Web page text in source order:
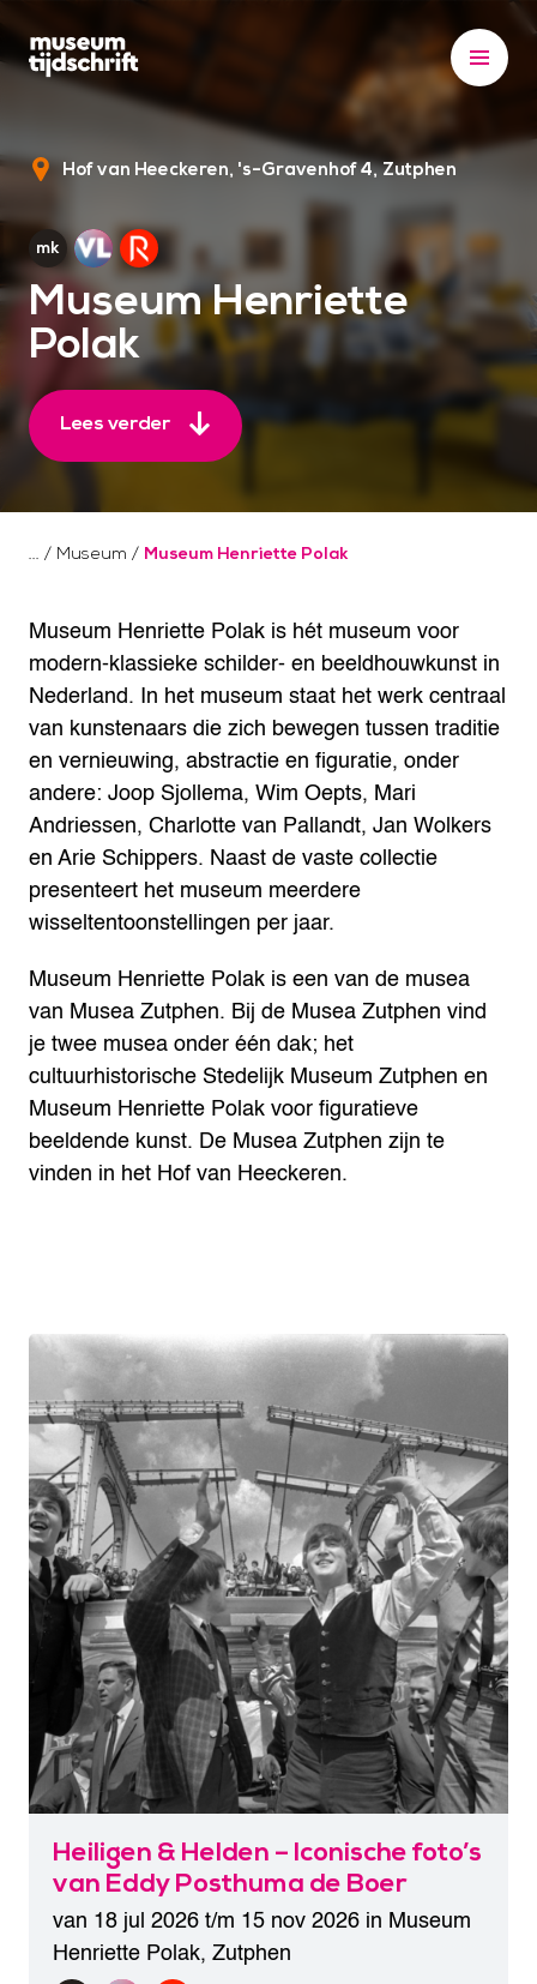
o
t
e
t
Hof van Heeckeren, 's-Gravenhof 4 Zutphen
Museum Henriette
Polak
Lees verder
/ Museum / Museum Henriette Polak
Museum Henriette Polak is hét museum voor
modern-klassieke schilder- en beeldhouwkunst in
Nederland. In het museum staat het werk centraal
van kunstenaars die zich bewegen tussen traditie
en vernieuwing, abstractie en figuratie, onder
andere: Joop Sjollema, Wim Oepts, Mari
Andriessen, Charlotte van Pallandt, Jan Wolkers
en Arie Schippers. Naast de vaste collectie
presenteert het museum meerdere
wisseltentoonstellingen per jaar.
Museum Henriette Polak is een van de musea
van Musea Zutphen. Bij de Musea Zutphen vind
je twee musea onder één dak; het
cultuurhistorische Stedelijk Museum Zutphen en
Museum Henriette Polak voor figuratieve
beeldende kunst. De Musea Zutphen zijn te
vinden in het Hof van Heeckeren.
Heiligen & Helden – Iconische foto’s
van Eddy Posthuma de Boer
van 18 jul 2026 t/m 15 nov 2026 in Museum
Henriette Polak, Zutphen